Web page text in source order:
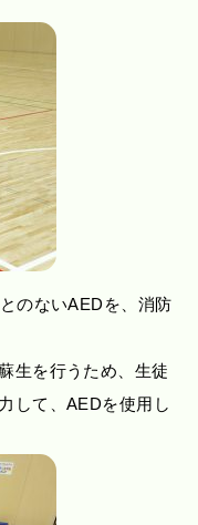
のないAEDを、消防
生を行うため、生徒
して、AEDを使用し